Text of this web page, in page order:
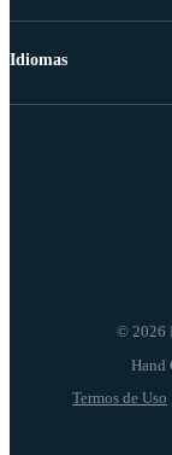
© 2026
Termos de Uso
Idiomas